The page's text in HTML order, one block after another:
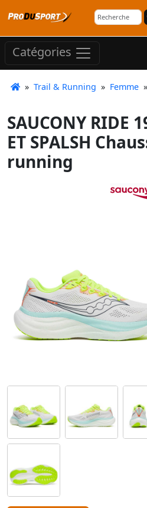
Catégories
» Trail & Running » Femme »
SAUCONY RIDE
ET SPALSH
running